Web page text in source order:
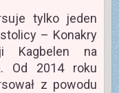
tylko jeden
– Konakry
Kagbelen na
Od 2014 roku
z powodu